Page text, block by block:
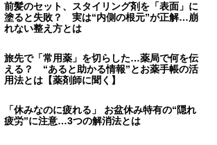
前髪のセット、スタイリング剤を「表面」に
塗ると失敗？ 実は“内側の根元”が正解…崩
れない整え方とは
旅先で「常用薬」を切らした…薬局で何を伝
える？ “あると助かる情報”とお薬手帳の活
用法とは【薬剤師に聞く】
「休みなのに疲れる」 お盆休み特有の“隠れ
疲労”に注意…3つの解消法とは